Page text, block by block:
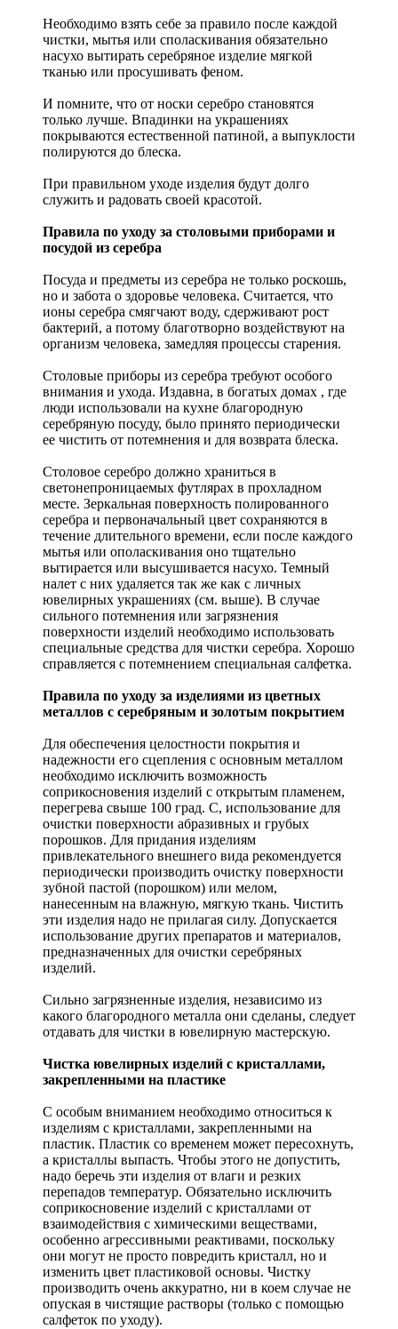
Необходимо взять себе за правило после каждой
чистки, мытья или споласкивания обязательно
насухо вытирать серебряное изделие мягкой
тканью или просушивать феном.
И помните, что от носки серебро становятся
только лучше. Впадинки на украшениях
покрываются естественной патиной, а выпуклости
полируются до блеска.
При правильном уходе изделия будут долго
служить и радовать своей красотой.
Правила по уходу за столовыми приборами и
посудой из серебра
Посуда и предметы из серебра не только роскошь,
но и забота о здоровье человека. Считается, что
ионы серебра смягчают воду, сдерживают рост
бактерий, а потому благотворно воздействуют на
организм человека, замедляя процессы старения.
Столовые приборы из серебра требуют особого
внимания и ухода. Издавна, в богатых домах , где
люди использовали на кухне благородную
серебряную посуду, было принято периодически
ее чистить от потемнения и для возврата блеска.
Столовое серебро должно храниться в
светонепроницаемых футлярах в прохладном
месте. Зеркальная поверхность полированного
серебра и первоначальный цвет сохраняются в
течение длительного времени, если после каждого
мытья или ополаскивания оно тщательно
вытирается или высушивается насухо. Темный
налет с них удаляется так же как с личных
ювелирных украшениях (см. выше). В случае
сильного потемнения или загрязнения
поверхности изделий необходимо использовать
специальные средства для чистки серебра. Хорошо
справляется с потемнением специальная салфетка.
Правила по уходу за изделиями из цветных
металлов с серебряным и золотым покрытием
Для обеспечения целостности покрытия и
надежности его сцепления с основным металлом
необходимо исключить возможность
соприкосновения изделий с открытым пламенем,
перегрева свыше 100 град. С, использование для
очистки поверхности абразивных и грубых
порошков. Для придания изделиям
привлекательного внешнего вида рекомендуется
периодически производить очистку поверхности
зубной пастой (порошком) или мелом,
нанесенным на влажную, мягкую ткань. Чистить
эти изделия надо не прилагая силу. Допускается
использование других препаратов и материалов,
предназначенных для очистки серебряных
изделий.
Сильно загрязненные изделия, независимо из
какого благородного металла они сделаны, следует
отдавать для чистки в ювелирную мастерскую.
Чистка ювелирных изделий с кристаллами,
закрепленными на пластике
С особым вниманием необходимо относиться к
изделиям с кристаллами, закрепленными на
пластик. Пластик со временем может пересохнуть,
а кристаллы выпасть. Чтобы этого не допустить,
надо беречь эти изделия от влаги и резких
перепадов температур. Обязательно исключить
соприкосновение изделий с кристаллами от
взаимодействия с химическими веществами,
особенно агрессивными реактивами, поскольку
они могут не просто повредить кристалл, но и
изменить цвет пластиковой основы. Чистку
производить очень аккуратно, ни в коем случае не
опуская в чистящие растворы (только с помощью
салфеток по уходу).